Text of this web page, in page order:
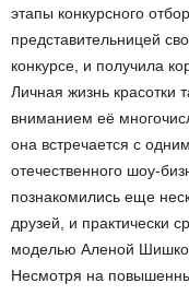
этапы конкурсного
представительницей
конкурсе, и получила
Личная жизнь красотки
вниманием её
она встречается с
отечественного шоу-
познакомились еще
друзей, и практически
моделью Аленой
Несмотря на